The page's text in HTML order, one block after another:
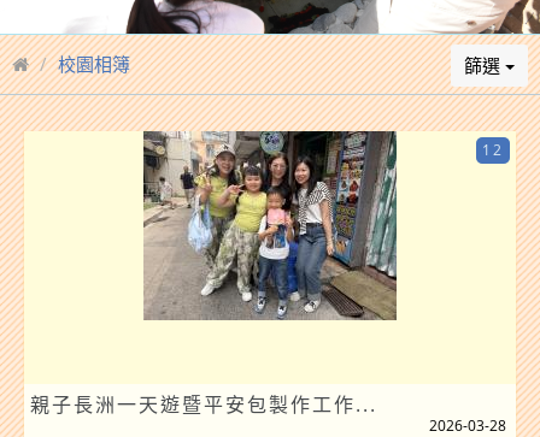
校園相簿 篩選
親子長洲一天遊暨平安包製作工作...
12
2026-03-28